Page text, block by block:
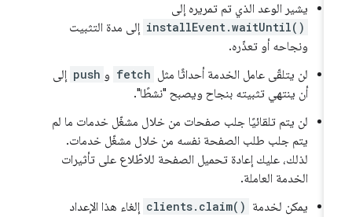
يشير الوعد الذي تم تمريره إلى
installEvent.waitUntil() إلى مدة التثبيت
ونجاحه أو تعذّره.
لن يتلقّى عامل الخدمة أحداثًا مثل fetch و push إلى
أن ينتهي تثبيته بنجاح ويصبح "نشطًا".
لن يتم تلقائيًا جلب صفحات من خلال مشغّل خدمات ما لم
يتم جلب طلب الصفحة نفسه من خلال مشغّل خدمات.
لذلك، عليك إعادة تحميل الصفحة للاطّلاع على تأثيرات
الخدمة العاملة.
يمكن لخدمة clients.claim() إلغاء هذا الإعداد